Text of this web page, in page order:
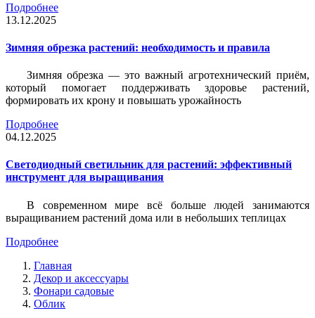
Подробнее
13.12.2025
Зимняя обрезка растений: необходимость и правила
Зимняя обрезка — это важный агротехнический приём,
который помогает поддерживать здоровье растений,
формировать их крону и повышать урожайность
Подробнее
04.12.2025
Светодиодный светильник для растений: эффективный
инструмент для выращивания
В современном мире всё больше людей занимаются
выращиванием растений дома или в небольших теплицах
Подробнее
Главная
Декор и аксессуары
Фонари садовые
Облик